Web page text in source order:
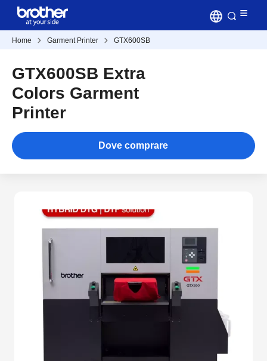
Home Garment Printer GTX600SB
GTX600SB Extra
Colors Garment
Printer
Dove comprare